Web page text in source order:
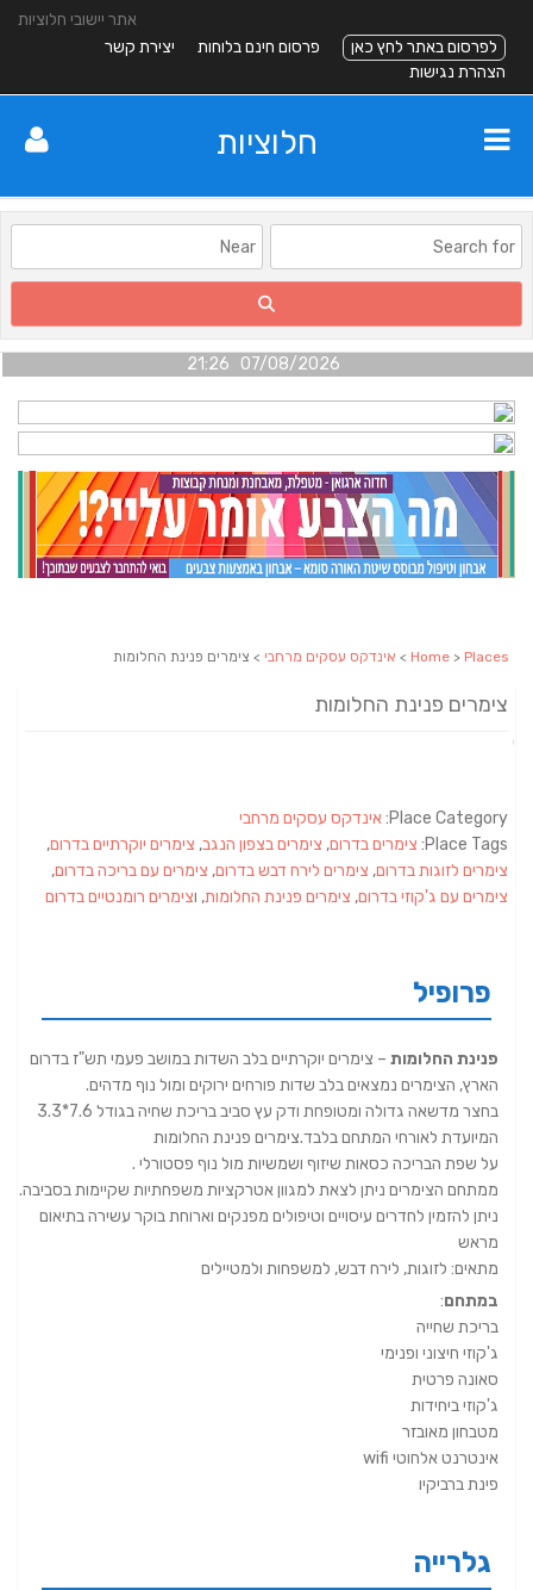
אתר יישובי חלוציות
לפרסום באתר לחץ כאן
פרסום חינם בלוחות
יצירת קשר
הצהרת נגישות
חלוציות
07/08/2026 21:26
Home > Places
> אינדקס עסקים מרחבי > צימרים פנינת החלומות
צימרים פנינת החלומות
Place Category: אינדקס עסקים מרחבי
Place Tags: צימרים בדרום, צימרים בצפון הנגב, צימרים יוקרתיים בדרום,
צימרים לזוגות בדרום, צימרים לירח דבש בדרום, צימרים עם בריכה בדרום,
צימרים עם ג'קוזי בדרום, צימרים פנינת החלומות, וצימרים רומנטיים בדרום
פרופיל
פנינת החלומות – צימרים יוקרתיים בלב השדות במושב פעמי תש"ז בדרום
הארץ, הצימרים נמצאים בלב שדות פורחים ירוקים ומול נוף מדהים.
בחצר מדשאה גדולה ומטופחת ודק עץ סביב בריכת שחיה בגודל 7.6*3.3
המיועדת לאורחי המתחם בלבד.צימרים פנינת החלומות
על שפת הבריכה כסאות שיזוף ושמשיות מול נוף פסטורלי .
ממתחם הצימרים ניתן לצאת למגוון אטרקציות משפחתיות שקיימות בסביבה.
ניתן להזמין לחדרים עיסויים וטיפולים מפנקים וארוחת בוקר עשירה בתיאום
מראש
מתאים: לזוגות, לירח דבש, למשפחות ולמטיילים
במתחם:
בריכת שחייה
ג'קוזי חיצוני ופנימי
סאונה פרטית
ג'קוזי ביחידות
מטבחון מאובזר
אינטרנט אלחוטי wifi
פינת ברביקיו
גלרייה